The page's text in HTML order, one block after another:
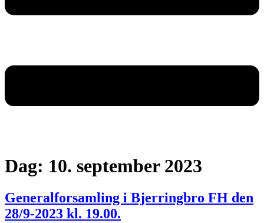
Dag: 10. september 2023
Generalforsamling i Bjerringbro FH den
28/9-2023 kl. 19.00.